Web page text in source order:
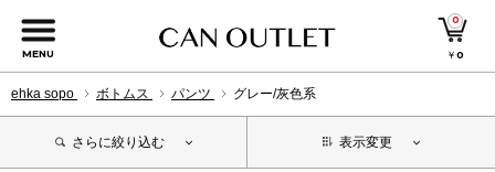
MENU
0
￥0
ehka sopo ボトムス パンツ グレー/灰色系
さらに絞り込む 表示変更